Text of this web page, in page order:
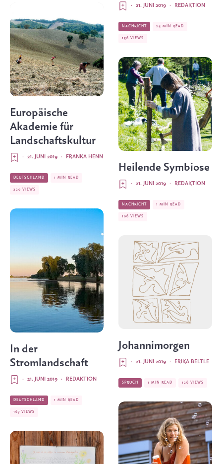
Europäische
Akademie für
Landschaftskultur
FRANKA HENN
·
21. JUNI 2019
·
DEUTSCHLAND 1 MIN READ
220 VIEWS
In der
Stromlandschaft
REDAKTION
·
21. JUNI 2019
·
DEUTSCHLAND 1 MIN READ
167 VIEWS
REDAKTION
·
21. JUNI 2019
·
NACHRICHT 24 MIN READ
156 VIEWS
Heilende Symbiose
REDAKTION
·
21. JUNI 2019
·
NACHRICHT 1 MIN READ
106 VIEWS
Johannimorgen
ERIKA BELTLE
·
21. JUNI 2019
·
SPRUCH 1 MIN READ 126 VIEWS